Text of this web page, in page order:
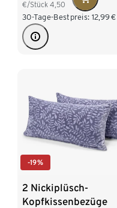
€/Stück 4,50
30-Tage-Bestpreis: 12,99€
-19%
2 Nickiplüsch-
Kopfkissenbezüge